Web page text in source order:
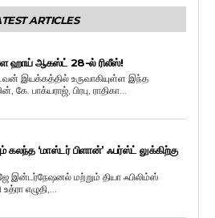
ARTICLES
ஹாய் ஆகஸ்ட் 28-ல் ரிலீஸ்!
இயக்கத்தில் உருவாகியுள்ள இந்த
பாக்யராஜ், பிரபு, ராதிகா...
கலந்த ‘மாஸ்டர் பிளான்’ ஃபர்ஸ்ட் லுக்கிற்கு
இன்டர்நேஷனல் மற்றும் தியா ஃபிலிம்ஸ்
எழுதி,...